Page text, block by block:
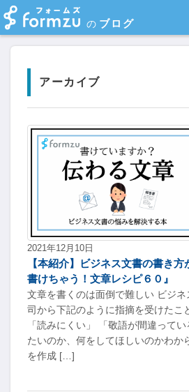
の ブログ
アーカイブ
2021年12月10日
【本紹介】ビジネス文書の書き
書けちゃう！文章レシピ６０』
文章を書くのは面倒で難しい ビジ
司から下記のように指摘を受けたこ
「読みにくい」 「敬語が間違って
たいのか、何をしてほしいのかわか
を作成 […]